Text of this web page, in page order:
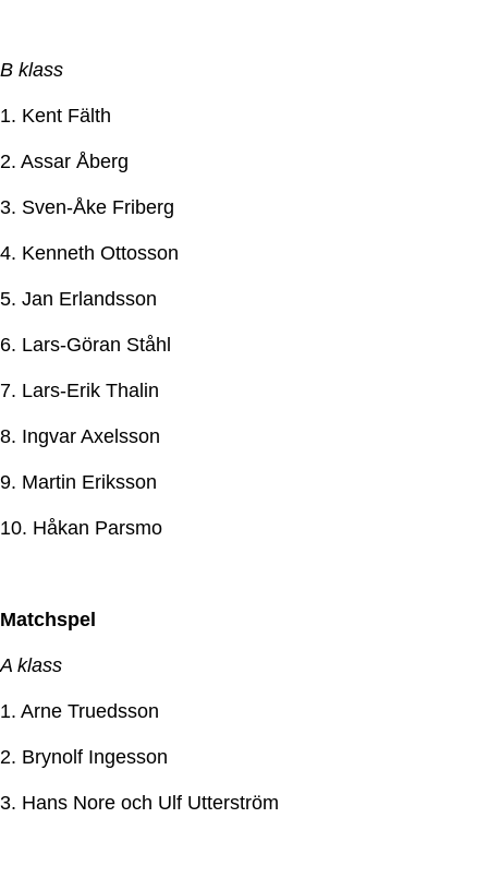
B klass
1. Kent Fälth
2. Assar Åberg
3. Sven-Åke Friberg
4. Kenneth Ottosson
5. Jan Erlandsson
6. Lars-Göran Ståhl
7. Lars-Erik Thalin
8. Ingvar Axelsson
9. Martin Eriksson
10. Håkan Parsmo
Matchspel
A klass
1. Arne Truedsson
2. Brynolf Ingesson
3. Hans Nore och Ulf Utterström